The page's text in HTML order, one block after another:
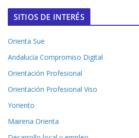
SITIOS DE INTERÉS
Orienta Sue
Andalucía Compromiso Digital
Orientación Profesional
Orientación Profesional Viso
Yoriento
Mairena Orienta